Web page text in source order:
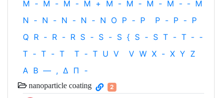
M - M - M - M + M - M - M - M - ‐ M
N - N - N - N - N O P - P P - P - P
Q R - R - R S - S - S { S - S T - T ‐ -
T - T - T T - T U V V W X - X Y Z
Α Β — , Δ Π -
nanoparticle coating 2